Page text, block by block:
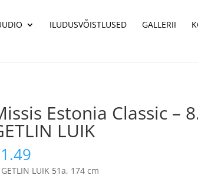
ILUDUSVÕISTLUSED GALLERII
Estonia Classic –
LUIK
1.49
GETLIN LUIK 51a, 174 cm